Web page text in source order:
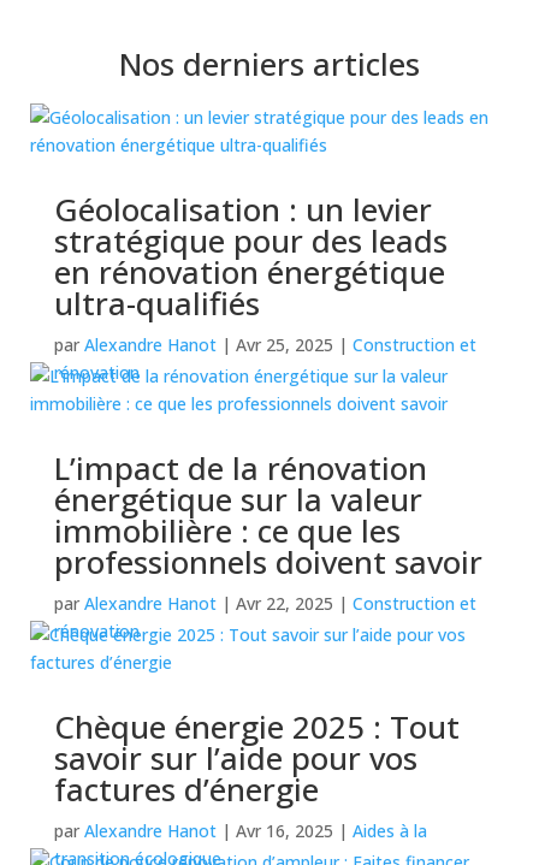
Nos derniers articles
Géolocalisation : un levier
stratégique pour des leads
en rénovation énergétique
ultra-qualifiés
par Alexandre Hanot| Avr 25, 2025 | Construction et
rénovation
L’impact de la rénovation
énergétique sur la valeur
immobilière : ce que les
professionnels doivent savoir
par Alexandre Hanot| Avr 22, 2025 | Construction et
rénovation
Chèque énergie 2025 : Tout
savoir sur l’aide pour vos
factures d’énergie
par Alexandre Hanot| Avr 16, 2025 | Aides à la
transition écologique